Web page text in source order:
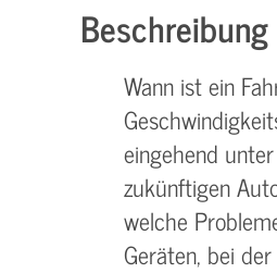
Beschreibung
Wann ist ein
eingehend
zukünftigen
welche
Geräten, bei